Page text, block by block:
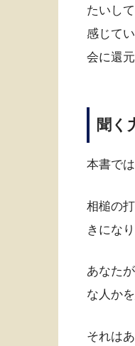
たいし
感じて
会に還
聞く
本書で
相槌の
きになり
あなた
な人か
それは